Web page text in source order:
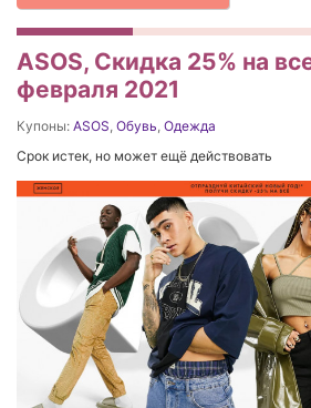
ASOS, Скидка 25% на
февраля 2021
Купоны: ASOS Обувь Одежда
Срок истек, но может ещё действовать